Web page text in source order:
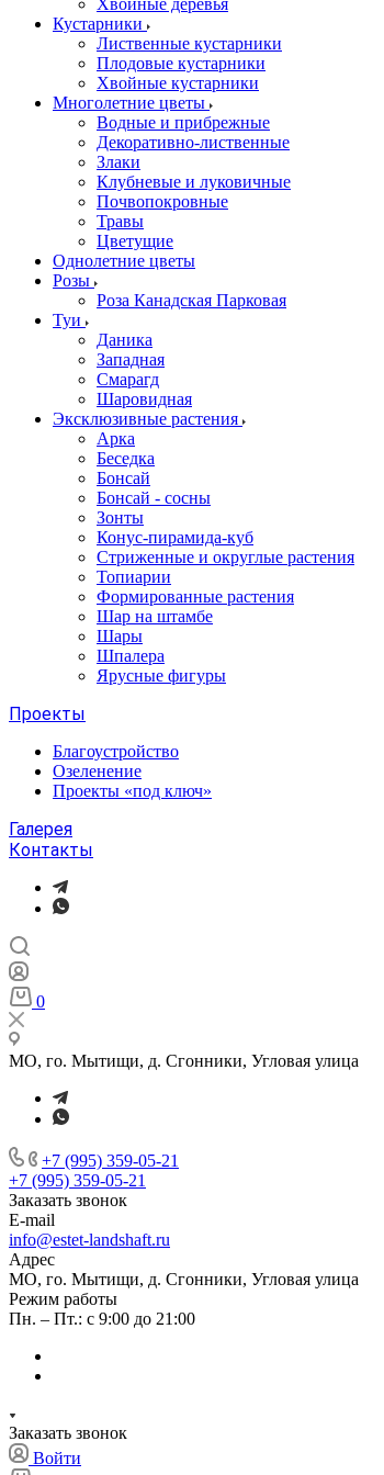
Хвойные деревья
Кустарники
Лиственные кустарники
Плодовые кустарники
Хвойные кустарники
Многолетние цветы
Водные и прибрежные
Декоративно-лиственные
Злаки
Клубневые и луковичные
Почвопокровные
Травы
Цветущие
Однолетние цветы
Розы
Роза Канадская Парковая
Туи
Даника
Западная
Смарагд
Шаровидная
Эксклюзивные растения
Арка
Беседка
Бонсай
Бонсай - сосны
Зонты
Конус-пирамида-куб
Стриженные и округлые растения
Топиарии
Формированные растения
Шар на штамбе
Шары
Шпалера
Ярусные фигуры
Проекты
Благоустройство
Озеленение
Проекты «под ключ»
Галерея
Контакты
0
МО, го. Мытищи, д. Сгонники, Угловая улица
+7 (995) 359-05-21
+7 (995) 359-05-21
Заказать звонок
E-mail
info@estet-landshaft.ru
Адрес
МО, го. Мытищи, д. Сгонники, Угловая улица
Режим работы
Пн. – Пт.: с 9:00 до 21:00
Заказать звонок
Войти